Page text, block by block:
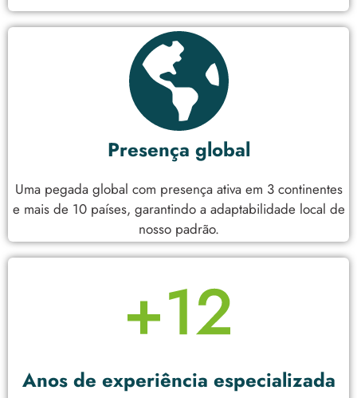
Presença global
Uma pegada global com presença ativa em 3 continentes
e mais de 10 países, garantindo a adaptabilidade local de
nosso padrão.
Anos de experiência especializada